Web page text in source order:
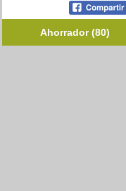
Ahorrador (80)